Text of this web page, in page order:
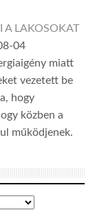
A LAKOSOKAT
04
miatt
vezetett be
hogy
közben a
működjenek.